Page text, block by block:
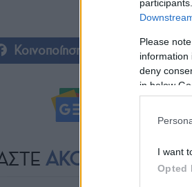
Please
information
deny
in below
I want
Opted
Κοινοποίηση
ΑΚΟΜΗ